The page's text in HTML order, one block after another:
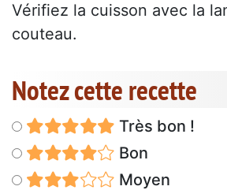
Vérifiez la cuisson avec la
couteau.
Notez cette recette
Très bon !
Bon
Moyen